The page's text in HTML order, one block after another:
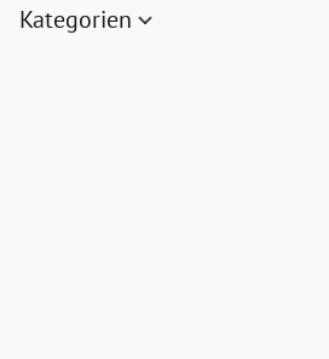
Kategorien